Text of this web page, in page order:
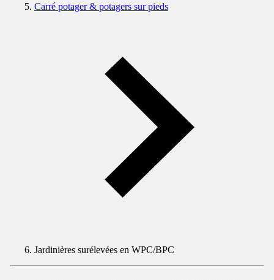
Carré potager & potagers sur pieds
Jardinières surélevées en WPC/BPC